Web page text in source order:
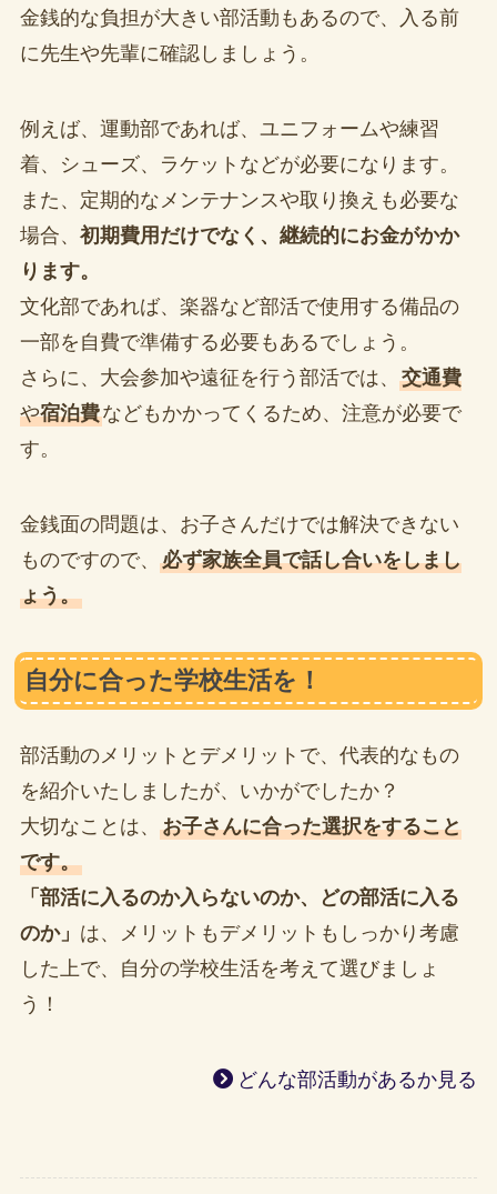
金銭的な負担が大きい部活動もあるので、入る前
に先生や先輩に確認しましょう。
例えば、運動部であれば、ユニフォームや練習
着、シューズ、ラケットなどが必要になります。
また、定期的なメンテナンスや取り換えも必要な
場合、 初期費用だけでなく、継続的にお金がかか
ります。
文化部であれば、楽器など部活で使用する備品の
一部を自費で準備する必要もあるでしょう。
さらに、大会参加や遠征を行う部活では、 交通費
や宿泊費などもかかってくるため、注意が必要で
す。
金銭面の問題は、お子さんだけでは解決できない
ものですので、 必ず家族全員で話し合いをしまし
ょう。
自分に合った学校生活を！
部活動のメリットとデメリットで、代表的なもの
を紹介いたしましたが、いかがでしたか？
大切なことは、 お子さんに合った選択をすること
です。
「部活に入るのか入らないのか、どの部活に入る
のか」 は、メリットもデメリットもしっかり考慮
した上で、自分の学校生活を考えて選びましょ
う！
どんな部活動があるか見る